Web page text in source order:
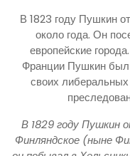
В 1823 году Пушкин
около года. Он
европейские
Франции Пушкин был
своих
В 1829 году Пушкин
Финляндское (ныне